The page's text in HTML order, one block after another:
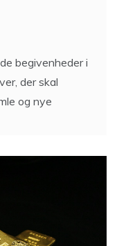
begivenheder i
der skal
og nye